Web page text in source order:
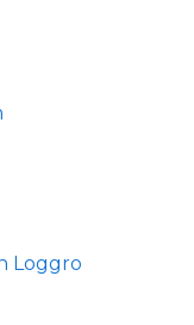
Loggro